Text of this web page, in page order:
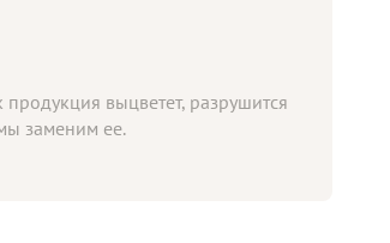
выцветет, разрушится
заменим ее.